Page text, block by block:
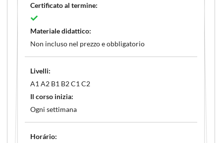
Certificato al termine:
Materiale didattico:
Non incluso nel prezzo e obbligatorio
Livelli:
A1 A2 B1 B2 C1 C2
Il corso inizia:
Ogni settimana
Horário: